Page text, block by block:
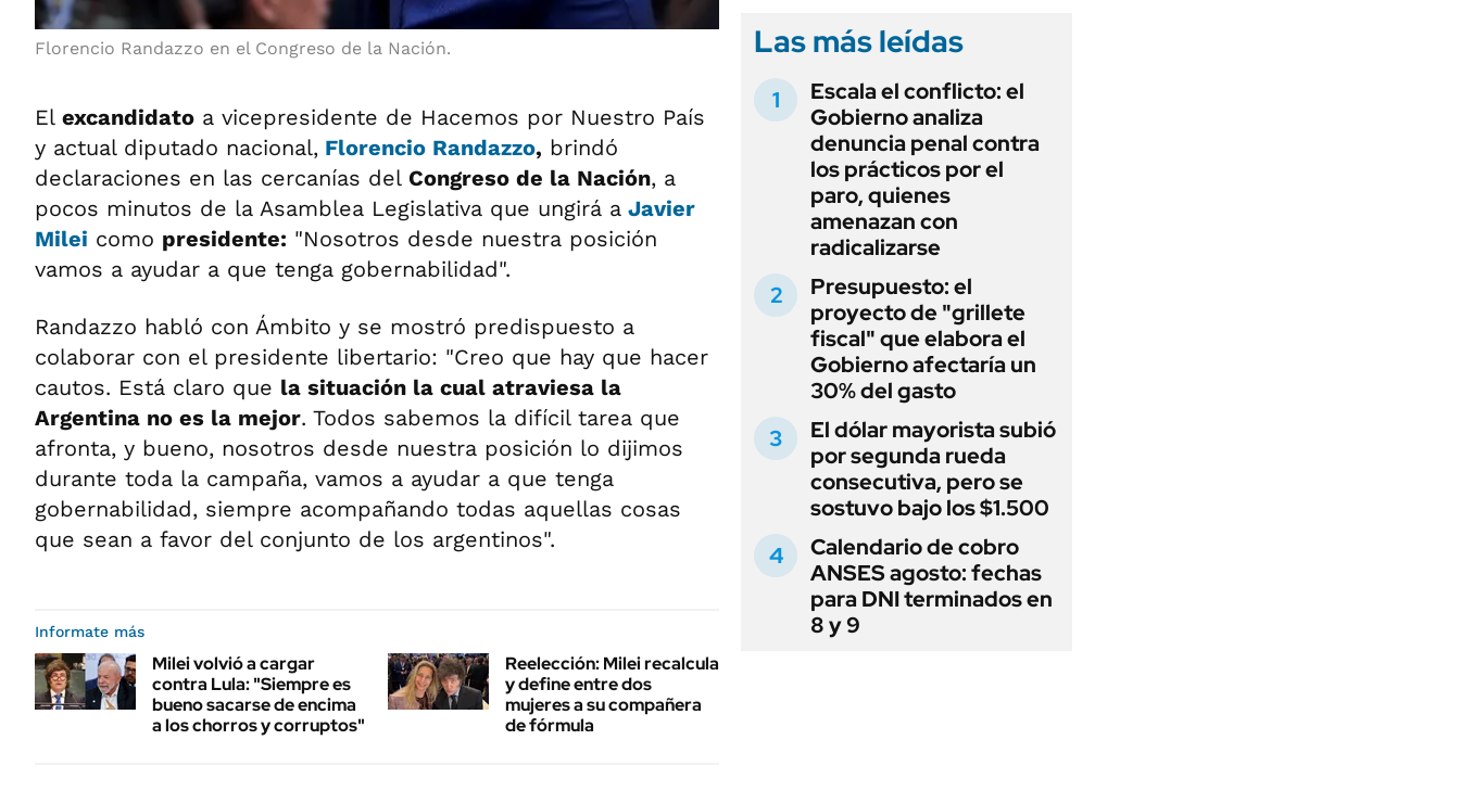
Florencio Randazzo en el Congreso de la Nación.
El excandidato a vicepresidente de Hacemos por Nuestro País
y actual diputado nacional, Florencio Randazzo, brindó
declaraciones en las cercanías del Congreso de la Nación, a
pocos minutos de la Asamblea Legislativa que ungirá a Javier
Milei como presidente: "Nosotros desde nuestra posición
vamos a ayudar a que tenga gobernabilidad".
Randazzo habló con Ámbito y se mostró predispuesto a
colaborar con el presidente libertario: "Creo que hay que hacer
cautos. Está claro que la situación la cual atraviesa la
Argentina no es la mejor. Todos sabemos la difícil tarea que
afronta, y bueno, nosotros desde nuestra posición lo dijimos
durante toda la campaña, vamos a ayudar a que tenga
gobernabilidad, siempre acompañando todas aquellas cosas
que sean a favor del conjunto de los argentinos".
Informate más
Milei volvió a cargar
contra Lula: "Siempre es
bueno sacarse de encima
a los chorros y corruptos"
Reelección: Milei recalcula
y define entre dos
mujeres a su compañera
de fórmula
Las más leídas
Escala el conflicto: el
Gobierno analiza
denuncia penal contra
los prácticos por el
paro, quienes
amenazan con
radicalizarse
Presupuesto: el
proyecto de "grillete
fiscal" que elabora el
Gobierno afectaría un
30% del gasto
El dólar mayorista subió
por segunda rueda
consecutiva, pero se
sostuvo bajo los $1.500
Calendario de cobro
ANSES agosto: fechas
para DNI terminados en
8 y 9